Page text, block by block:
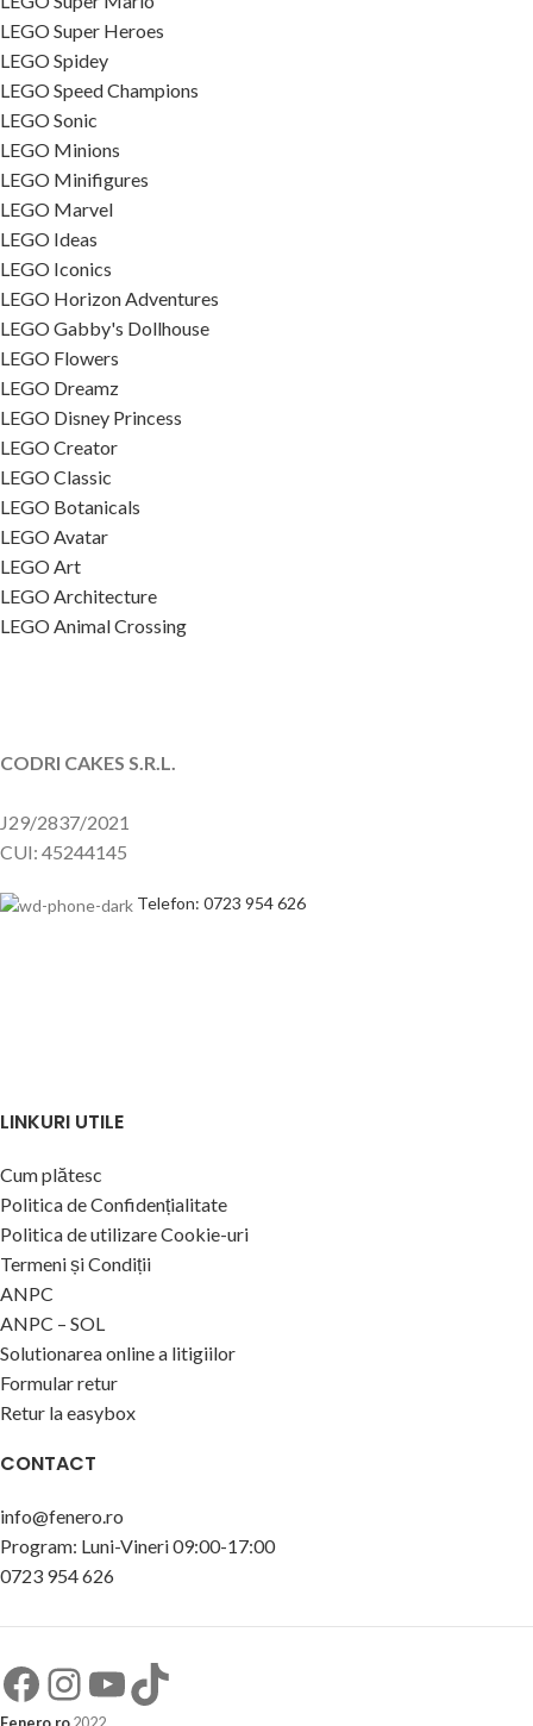
LEGO Super Heroes
LEGO Spidey
LEGO Speed Champions
LEGO Sonic
LEGO Minions
LEGO Minifigures
LEGO Marvel
LEGO Ideas
LEGO Iconics
LEGO Horizon Adventures
LEGO Gabby's Dollhouse
LEGO Flowers
LEGO Dreamz
LEGO Disney Princess
LEGO Creator
LEGO Classic
LEGO Botanicals
LEGO Avatar
LEGO Art
LEGO Architecture
LEGO Animal Crossing
CODRI CAKES S.R.L.
J29/2837/2021
CUI: 45244145
Telefon: 0723 954 626
LINKURI UTILE
Cum plătesc
Politica de Confidențialitate
Politica de utilizare Cookie-uri
Termeni și Condiții
ANPC
ANPC – SOL
Solutionarea online a litigiilor
Formular retur
Retur la easybox
CONTACT
info@fenero.ro
Program: Luni-Vineri 09:00-17:00
0723 954 626